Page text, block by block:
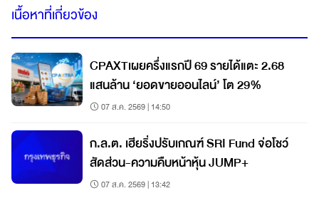
เนื้อหาที่เกี่ยวข้อง
CPAXTเผยครึ่งแรกปี 69 รายได้แตะ 2.68
แสนล้าน ‘ยอดขายออนไลน์’ โต 29%
07 ส.ค. 2569 | 14:50
ก.ล.ต. เฮียริ่งปรับเกณฑ์ SRI Fund จ่อโชว์
สัดส่วน-ความคืบหน้าหุ้น JUMP+
07 ส.ค. 2569 | 13:42